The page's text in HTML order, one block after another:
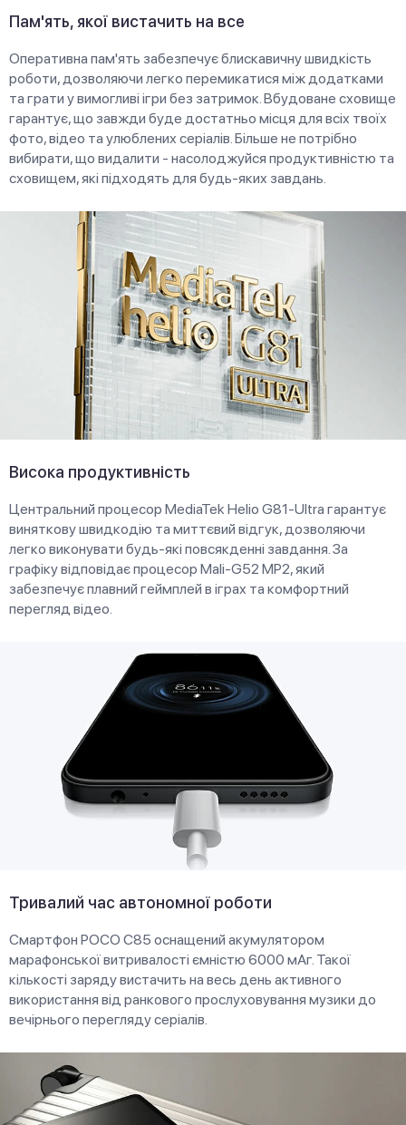
Пам'ять, якої вистачить на все
Оперативна пам'ять забезпечує блискавичну швидкість
роботи, дозволяючи легко перемикатися між додатками
та грати у вимогливі ігри без затримок. Вбудоване сховище
гарантує, що завжди буде достатньо місця для всіх твоїх
фото, відео та улюблених серіалів. Більше не потрібно
вибирати, що видалити - насолоджуйся продуктивністю та
сховищем, які підходять для будь-яких завдань.
Висока продуктивність
Центральний процесор MediaTek Helio G81-Ultra гарантує
виняткову швидкодію та миттєвий відгук, дозволяючи
легко виконувати будь-які повсякденні завдання. За
графіку відповідає процесор Mali-G52 MP2, який
забезпечує плавний геймплей в іграх та комфортний
перегляд відео.
Тривалий час автономної роботи
Смартфон POCO C85 оснащений акумулятором
марафонської витривалості ємністю 6000 мАг. Такої
кількості заряду вистачить на весь день активного
використання від ранкового прослуховування музики до
вечірнього перегляду серіалів.